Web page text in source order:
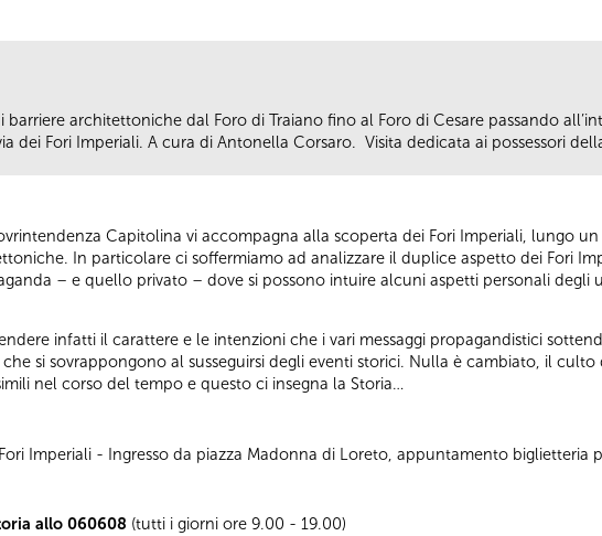
barriere architettoniche dal Foro di Traiano fino al Foro di Cesare passando
dei Fori Imperiali. A cura di Antonella Corsaro. Visita dedicata ai possessori
Capitolina vi accompagna alla scoperta dei Fori Imperiali, lungo
In particolare ci soffermiamo ad analizzare il duplice aspetto dei Fori
– e quello privato – dove si possono intuire alcuni aspetti personali
infatti il carattere e le intenzioni che i vari messaggi propagandistici
si sovrappongono al susseguirsi degli eventi storici. Nulla è cambiato, il
nel corso del tempo e questo ci insegna la Storia…
Imperiali - Ingresso da piazza Madonna di Loreto, appuntamento biglietteria
allo 060608 (tutti i giorni ore 9.00 - 19.00)